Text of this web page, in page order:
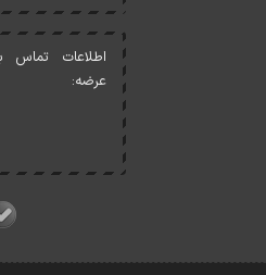
اطلاعات تماس
عرضه: